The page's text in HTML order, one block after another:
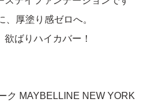
厚塗り感ゼロへ。
ばりハイカバー！
ク MAYBELLINE NEW YORK